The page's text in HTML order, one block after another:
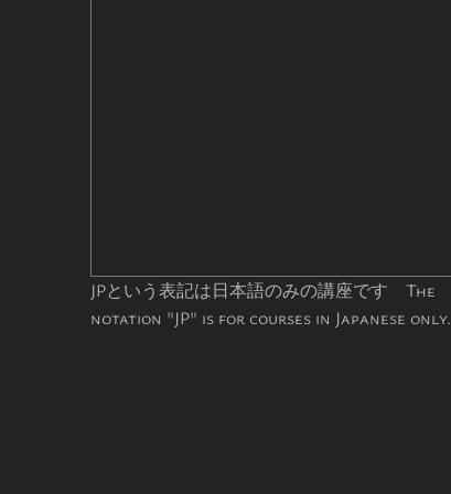
JPという表記は日本語のみの講座です The
notation "JP" is for courses in Japanese only.